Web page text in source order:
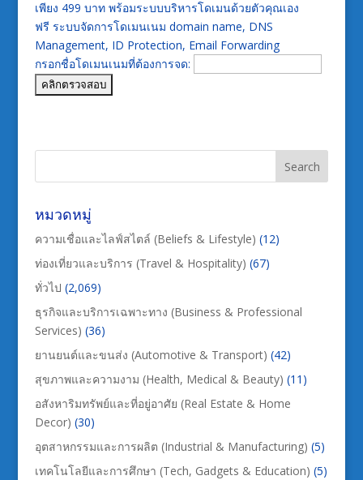
เพียง 499 บาท พร้อมระบบบริหารโดเมนด้วยตัวคุณเอง
ฟรี ระบบจัดการโดเมนเนม domain name, DNS
Management, ID Protection, Email Forwarding
กรอกชื่อโดเมนเนมที่ต้องการจด:
หมวดหมู่
ความเชื่อและไลฟ์สไตล์ (Beliefs & Lifestyle) (12)
ท่องเที่ยวและบริการ (Travel & Hospitality) (67)
ทั่วไป (2,069)
ธุรกิจและบริการเฉพาะทาง (Business & Professional
Services) (36)
ยานยนต์และขนส่ง (Automotive & Transport) (42)
สุขภาพและความงาม (Health, Medical & Beauty) (11)
อสังหาริมทรัพย์และที่อยู่อาศัย (Real Estate & Home
Decor) (30)
อุตสาหกรรมและการผลิต (Industrial & Manufacturing) (5)
เทคโนโลยีและการศึกษา (Tech, Gadgets & Education) (5)